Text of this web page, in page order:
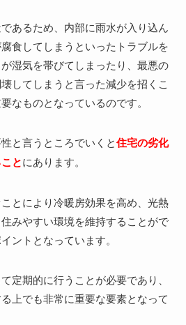
あるため、内部に雨水が入り込ん
食してしまうといったトラブルを
湿気を帯びてしまったり、最悪の
してしまうと言った減少を招くこ
なものとなっているのです。
と言うところでいくと住宅の劣化
とにあります。
とにより冷暖房効果を高め、光熱
みやすい環境を維持することがで
ントとなっています。
定期的に行うことが必要であり、
上でも非常に重要な要素となって